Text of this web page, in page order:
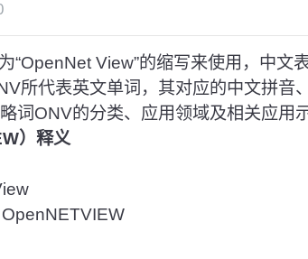
“OpenNet View”的缩写来使用，中文
所代表英文单词，其对应的中文拼音
词ONV的分类、应用领域及相关应用
）释义